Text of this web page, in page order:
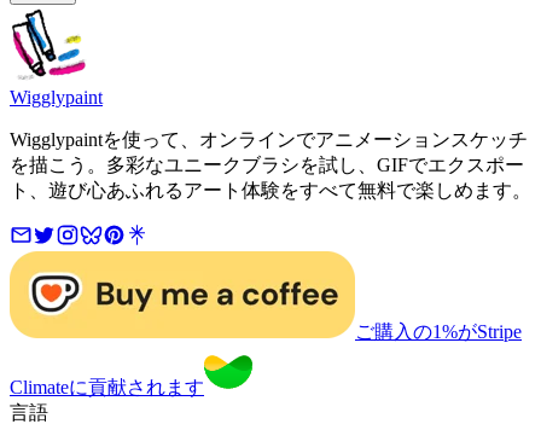
Wigglypaint
Wigglypaintを使って、オンラインでアニメーションスケッチ
を描こう。多彩なユニークブラシを試し、GIFでエクスポー
ト、遊び心あふれるアート体験をすべて無料で楽しめます。
ご購入の1%がStripe
Climateに貢献されます
言語